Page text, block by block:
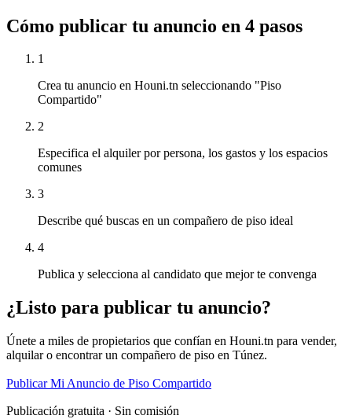
Cómo publicar tu anuncio en 4 pasos
1
Crea tu anuncio en Houni.tn seleccionando "Piso
Compartido"
2
Especifica el alquiler por persona, los gastos y los espacios
comunes
3
Describe qué buscas en un compañero de piso ideal
4
Publica y selecciona al candidato que mejor te convenga
¿Listo para publicar tu anuncio?
Únete a miles de propietarios que confían en Houni.tn para vender,
alquilar o encontrar un compañero de piso en Túnez.
Publicar Mi Anuncio de Piso Compartido
Publicación gratuita · Sin comisión